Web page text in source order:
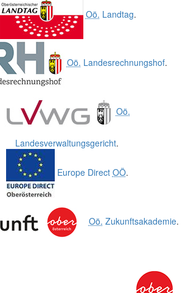
Oö. Landtag.
Oö. Landesrechnungshof.
Oö.
Landesverwaltungsgericht.
Europe Direct OÖ.
Oö. Zukunftsakademie.